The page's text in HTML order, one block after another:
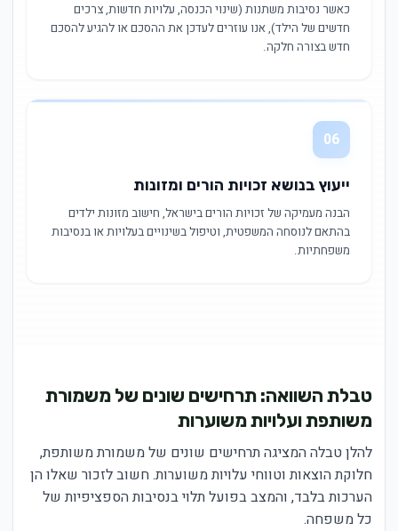
כאשר נסיבות משתנות (שינוי הכנסה, עלויות חדשות, צרכים
חדשים של הילד), אנו עוזרים לעדכן את ההסכם או להגיע להסכם
חדש בצורה חלקה.
06
ייעוץ בנושא זכויות הורים ומזונות
הבנה מעמיקה של זכויות הורים בישראל, חישוב מזונות ילדים
בהתאם לנוסחה המשפטית, וטיפול בשינויים בעלויות או בנסיבות
משפחתיות.
טבלת השוואה: תרחישים שונים של משמורת
משותפת ועלויות משוערות
להלן טבלה המציגה תרחישים שונים של משמורת משותפת,
חלוקת הוצאות וטווחי עלויות משוערות. חשוב לזכור שאלו הן
הערכות בלבד, והמצב בפועל תלוי בנסיבות הספציפיות של
כל משפחה.